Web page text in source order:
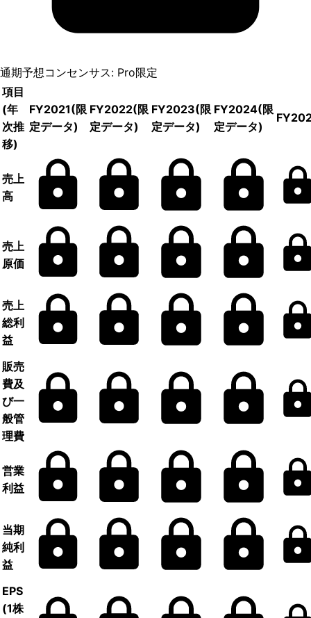
通期予想コンセンサス: Pro限定
項目
(年
次推
移)
FY2021(限
定データ)
FY2022(限
定データ)
FY2023(限
定データ)
FY2024(限
定データ)
売上
高
売上
原価
売上
総利
益
販売
費及
び一
般管
理費
営業
利益
当期
純利
益
EPS
(1株